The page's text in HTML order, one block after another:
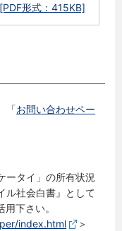
形式：415KB]
「お問い合わせペー
ータイ」の所有状況
ル社会白書』として
下さい。
index.html ＞